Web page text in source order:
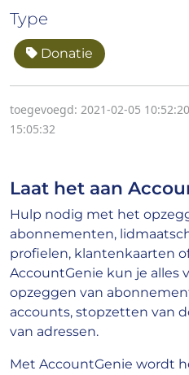
Type
Donatie
toegevoegd: 2021-02-05 10:52:20
15:05:32
Laat het aan
Hulp nodig met het
abonnementen,
profielen, klantenkaarten
AccountGenie kun je alles
opzeggen van
accounts, stopzetten van
van adressen.
Met AccountGenie wordt